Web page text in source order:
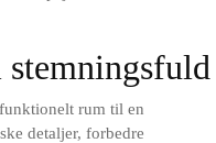
rum til en
detaljer, forbedre